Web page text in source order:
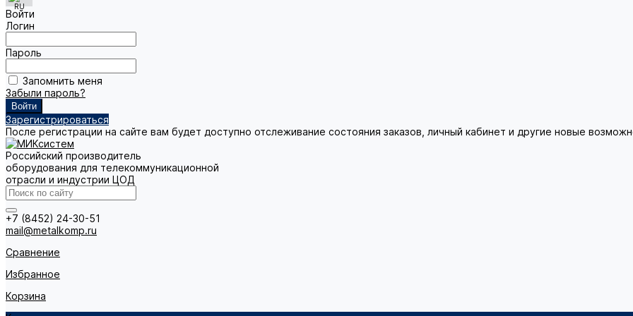
Войти
Логин
Пароль
Запомнить меня
Забыли пароль?
Зарегистрироваться
После регистрации на сайте вам будет доступно отслеживание состояния заказов, личный кабинет и другие новые
Российский производитель
оборудования для телекоммуникационной
отрасли и индустрии ЦОД
+7 (8452) 24-30-51
mail@metalkomp.ru
Сравнение
Избранное
Корзина